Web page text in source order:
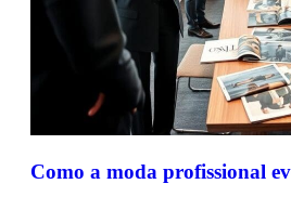
Como a moda profissional